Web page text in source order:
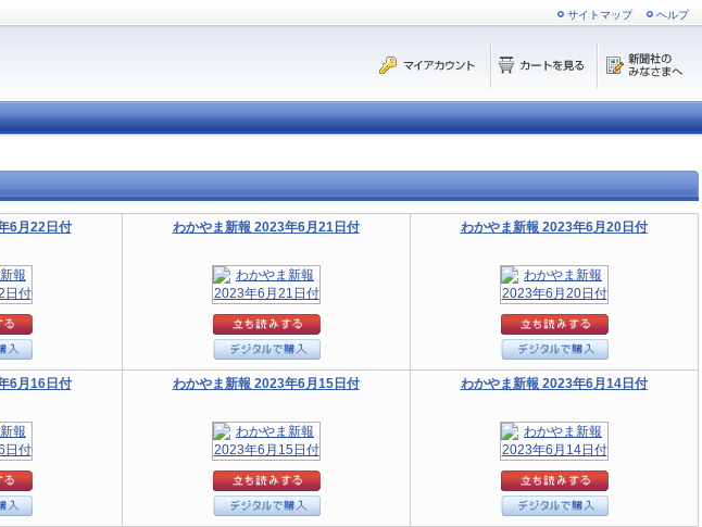
サイトマップ ヘルプ
6月22日付 わかやま新報 2023年6月21日付 わかやま新報 2023年6月20日付
6月16日付 わかやま新報 2023年6月15日付 わかやま新報 2023年6月14日付